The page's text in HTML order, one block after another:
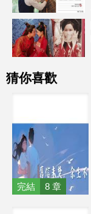
猜你喜歡
完結 8 章